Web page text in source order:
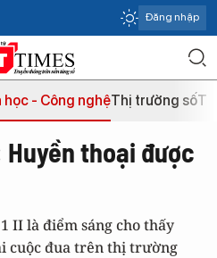
Đăng nhập
học - Công nghệThị trường số
Huyền thoại được
II là điểm sáng cho thấy
cuộc đua trên thị trường